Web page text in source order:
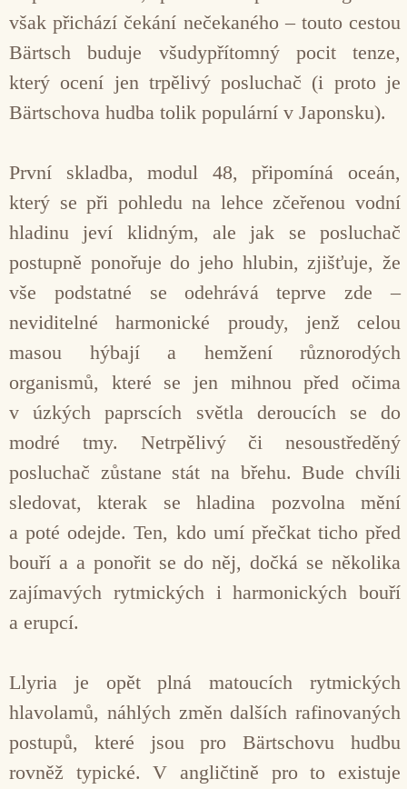
však přichází čekání nečekaného – touto cestou
Bärtsch buduje všudypřítomný pocit tenze,
který ocení jen trpělivý posluchač (i proto je
Bärtschova hudba tolik populární v Japonsku).
První skladba, modul 48, připomíná oceán,
který se při pohledu na lehce zčeřenou vodní
hladinu jeví klidným, ale jak se posluchač
postupně ponořuje do jeho hlubin, zjišťuje, že
vše podstatné se odehrává teprve zde –
neviditelné harmonické proudy, jenž celou
masou hýbají a hemžení různorodých
organismů, které se jen mihnou před očima
v úzkých paprscích světla deroucích se do
modré tmy. Netrpělivý či nesoustředěný
posluchač zůstane stát na břehu. Bude chvíli
sledovat, kterak se hladina pozvolna mění
a poté odejde. Ten, kdo umí přečkat ticho před
bouří a a ponořit se do něj, dočká se několika
zajímavých rytmických i harmonických bouří
a erupcí.
Llyria je opět plná matoucích rytmických
hlavolamů, náhlých změn dalších rafinovaných
postupů, které jsou pro Bärtschovu hudbu
rovněž typické. V angličtině pro to existuje